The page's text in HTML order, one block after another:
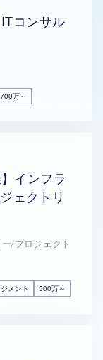
コンサル
700万～
インフラ
ェクトリ
/プロジェクト
メント 500万～